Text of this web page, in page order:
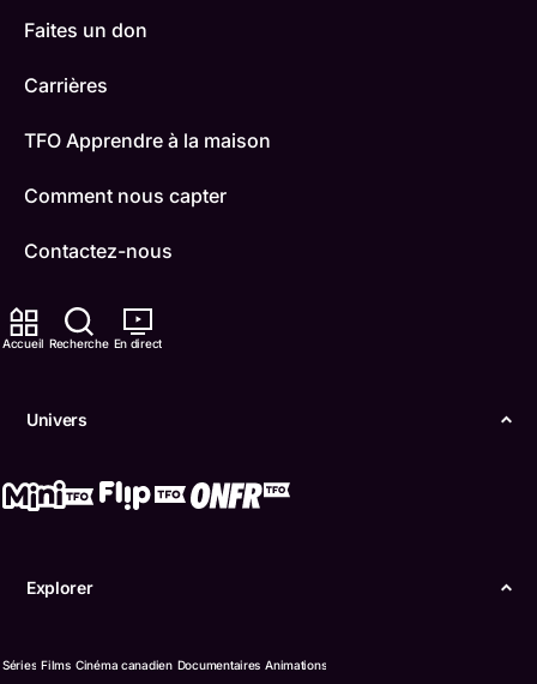
Accueil Recherche En direct
Univers
Explorer
Séries Films Cinéma canadien Documentaires Animations
Faites un don
Carrières
TFO Apprendre à la maison
Comment nous capter
Contactez-nous
ONFR
Boukili
Confidentialité
langue française de l’Ontario (TFO) - 2026